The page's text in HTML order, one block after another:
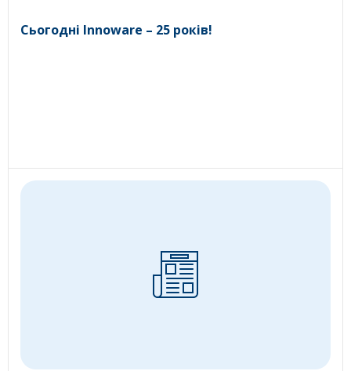
Сьогодні Innoware – 25 років!